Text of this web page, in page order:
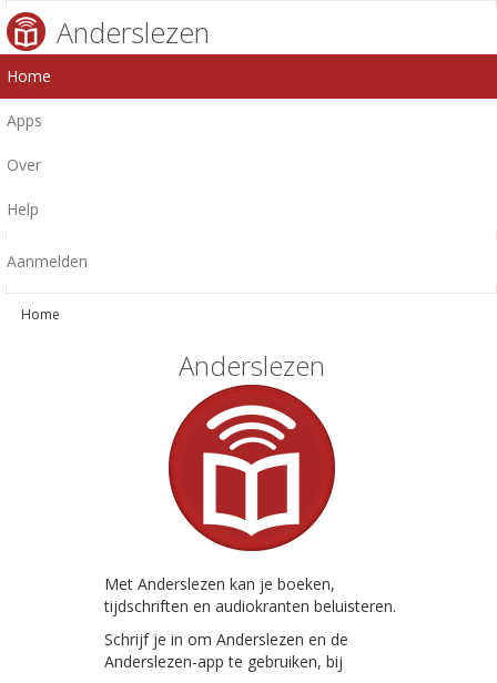
Anderslezen
Home
Apps
Over
Help
Aanmelden
Home
Anderslezen
Met Anderslezen kan je boeken,
tijdschriften en audiokranten beluisteren.
Schrijf je in om Anderslezen en de
Anderslezen-app te gebruiken, bij